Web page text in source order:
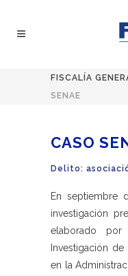
FISCALÍA
SENAE
CASO
Delito:
En septiembre
investigación
elaborado
Investigación
en la